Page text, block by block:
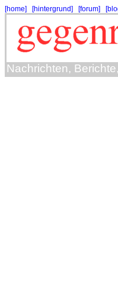
[home] [hintergrund] [forum]
Nachrichten,